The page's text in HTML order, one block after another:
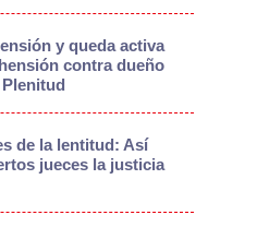
y queda activa
contra dueño
de la lentitud: Así
jueces la justicia